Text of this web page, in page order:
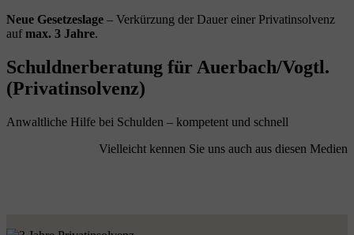
Neue Gesetzeslage – Verkürzung der Dauer einer Privatinsolvenz
aufmax. 3 Jahre.
Schuldnerberatung für Auerbach/Vogtl.
(Privatinsolvenz)
Anwaltliche Hilfe bei Schulden – kompetent und schnell
Vielleicht kennen Sie uns auch aus diesen Medien